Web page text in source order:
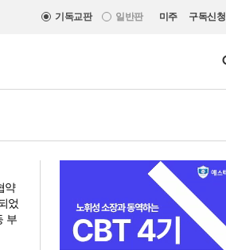
기독교판 일반판 미주 구독신청
약
었
부